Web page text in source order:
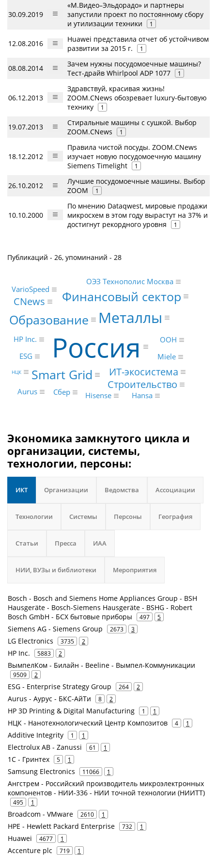
30.09.2019
«М.Видео–Эльдорадо» и партнеры
запустили проект по постоянному сбору
и утилизации техники
1
12.08.2016
Huawei представила отчет об устойчивом
развитии за 2015 г.
1
08.08.2014
Зачем нужны посудомоечные машины?
Тест-драйв Whirlpool ADP 1077
1
06.12.2013
Здравствуй, красивая жизнь!
ZOOM.CNews обозревает luxury-бытовую
технику
1
19.07.2013
Стиральные машины с сушкой. Выбор
ZOOM.CNews
1
18.12.2012
Правила чистой посуды. ZOOM.CNews
изучает новую посудомоечную машину
Siemens Timelight
1
26.10.2012
Лучшие посудомоечные машины. Выбор
ZOOM
1
10.10.2000
По мнению Dataqwest, мировые продажи
микросхем в этом году вырастут на 37% и
достигнут рекордного уровня
1
Публикаций - 26, упоминаний - 28
Россия
Металлы
Smart Grid
Финансовый сектор
Образование
ИТ-экосистема
Строительство
CNews
HP Inc.
ESG
Aurus Сбер Hisense
Miele
Hansa
ООН
ОЭЗ Технополис Москва
VarioSpeed
НЦК
Экономика замкнутого цикла и
организации, системы,
технологии, персоны:
ИКТ Организации Ведомства Ассоциации
Технологии Системы Персоны География
Статьи Пресса ИАА
НИИ, ВУЗы и библиотеки Мероприятия
Bosch - Bosch and Siemens Home Appliances Group - BSH
Hausgeräte - Bosch-Siemens Hausgeräte - BSHG - Robert
Bosch GmbH - БСХ бытовые приборы
497 5
Siemens AG - Siemens Group 2673 3
LG Electronics 3735 2
HP Inc. 5883 2
ВымпелКом - Билайн - Beeline - Вымпел-Коммуникации
9509 2
ESG - Enterprise Strategy Group 264 2
Aurus - Аурус - БКС-АйТи 8 2
HP 3D Printing & Digital Manufacturing 1 1
НЦК - Нанотехнологический Центр Композитов 4 1
Additive Integrity 1 1
Electrolux AB - Zanussi 61 1
1С - Гринтех 5 1
Samsung Electronics 11066 1
Ангстрем - Российский производитель микроэлектронных
компонентов - НИИ-336 - НИИ точной технологии (НИИТТ)
495 1
Broadcom - VMware 2610 1
HPE - Hewlett Packard Enterprise 732 1
Huawei 4677 1
Accenture plc 719 1